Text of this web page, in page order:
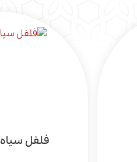
فلفل سیاه 500 گرم پت